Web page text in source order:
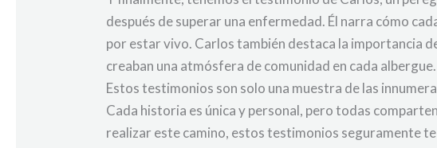
después de superar una enfermedad. Él narra cómo
por estar vivo. Carlos también destaca la importancia
creaban una atmósfera de comunidad en cada albergue.
Estos testimonios son solo una muestra de las
Cada historia es única y personal, pero todas
realizar este camino, estos testimonios seguramente